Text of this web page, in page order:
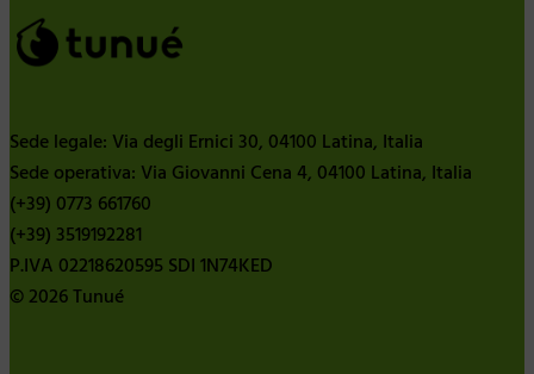
Sede legale: Via degli Ernici 30, 04100 Latina, Italia
Sede operativa: Via Giovanni Cena 4, 04100 Latina, Italia
(+39) 0773 661760
(+39) 3519192281
P.IVA 02218620595 SDI 1N74KED
© 2026 Tunué